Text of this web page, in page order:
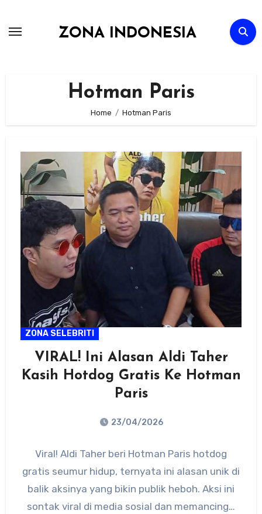
ZONA INDONESIA
Hotman Paris
Home Hotman Paris
ZONA SELEBRITI
VIRAL! Ini Alasan Aldi Taher
Kasih Hotdog Gratis Ke Hotman
Paris
23/04/2026
Comments
Viral! Aldi Taher beri Hotman Paris hotdog
gratis seumur hidup, ternyata ini alasan unik di
balik aksinya yang bikin publik heboh. Aksi ini
sontak viral di media sosial dan memancing…